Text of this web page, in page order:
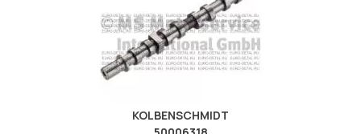
KOLBENSCHMIDT